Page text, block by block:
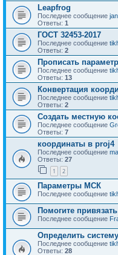
Leapfrog
Последнее сообщение
Ответы: 1
ГОСТ 32453-2017
Последнее сообщение
Ответы: 2
Прописать
Последнее сообщение
Ответы: 13
Конвертация
Последнее сообщение
Ответы: 2
Создать местную
Последнее сообщение
Ответы: 7
координаты в proj4
Последнее сообщение
Ответы: 27
1 2
Параметры МСК
Последнее сообщение
Помогите
Последнее сообщение
Определить
Последнее сообщение
Ответы: 28